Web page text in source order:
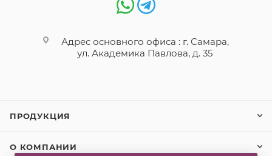
Адрес основного офиса : г. Самара,
ул. Академика Павлова, д. 35
ПРОДУКЦИЯ
О КОМПАНИИ